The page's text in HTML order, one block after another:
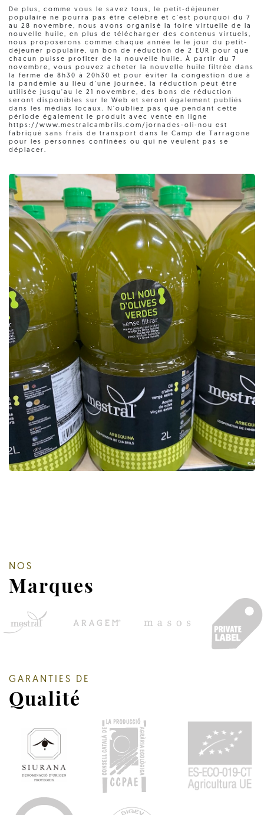
De plus, comme vous le savez tous, le petit-déjeuner
populaire ne pourra pas être célébré et c'est pourquoi du 7
au 28 novembre, nous avons organisé la foire virtuelle de la
nouvelle huile, en plus de télécharger des contenus virtuels,
nous proposerons comme chaque année le le jour du petit-
déjeuner populaire, un bon de réduction de 2 EUR pour que
chacun puisse profiter de la nouvelle huile. À partir du 7
novembre, vous pouvez acheter la nouvelle huile filtrée dans
la ferme de 8h30 à 20h30 et pour éviter la congestion due à
la pandémie au lieu d'une journée, la réduction peut être
utilisée jusqu'au le 21 novembre, des bons de réduction
seront disponibles sur le Web et seront également publiés
dans les médias locaux. N'oubliez pas que pendant cette
période également le produit avec vente en ligne
https://www.mestralcambrils.com/jornades-oli-nou est
fabriqué sans frais de transport dans le Camp de Tarragone
pour les personnes confinées ou qui ne veulent pas se
déplacer.
NOS
Marques
GARANTIES DE
Qualité